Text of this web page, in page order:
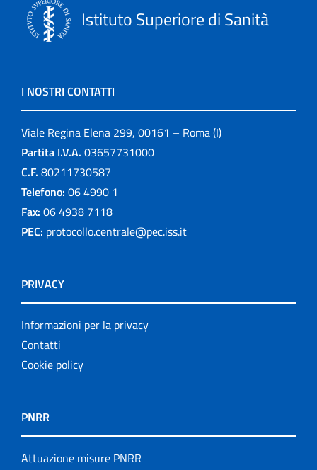
Istituto Superiore di Sanità
I NOSTRI CONTATTI
Viale Regina Elena 299, 00161 – Roma (I)
Partita I.V.A. 03657731000
C.F. 80211730587
Telefono: 06 4990 1
Fax: 06 4938 7118
PEC: protocollo.centrale@pec.iss.it
PRIVACY
Informazioni per la privacy
Contatti
Cookie policy
PNRR
Attuazione misure PNRR